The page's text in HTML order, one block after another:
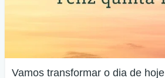
Vamos transformar o dia de